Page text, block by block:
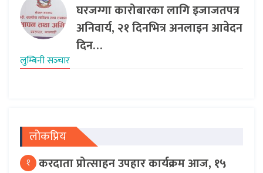
घरजग्गा कारोबारका लागि इजाजतपत्र
अनिवार्य, २१ दिनभित्र अनलाइन आवेदन
दिन…
लुम्बिनी सञ्‍चार
लोकप्रिय
१ करदाता प्रोत्साहन उपहार कार्यक्रम आज, १५